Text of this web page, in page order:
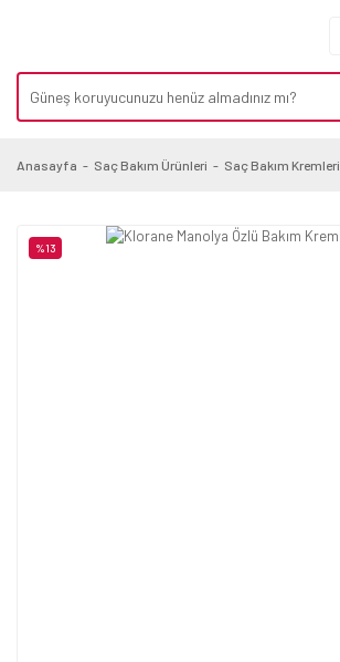
Anasayfa Saç Bakım Ürünleri Saç Bakım Kremleri
%13